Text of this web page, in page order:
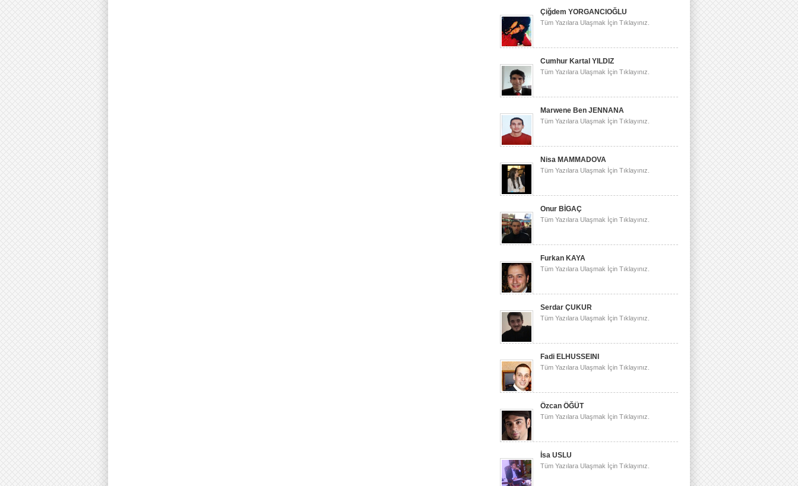
Çiğdem YORGANCIOĞLU
Tüm Yazılara Ulaşmak İçin Tıklayınız.
Cumhur Kartal YILDIZ
Tüm Yazılara Ulaşmak İçin Tıklayınız.
Marwene Ben JENNANA
Tüm Yazılara Ulaşmak İçin Tıklayınız.
Nisa MAMMADOVA
Tüm Yazılara Ulaşmak İçin Tıklayınız.
Onur BİGAÇ
Tüm Yazılara Ulaşmak İçin Tıklayınız.
Furkan KAYA
Tüm Yazılara Ulaşmak İçin Tıklayınız.
Serdar ÇUKUR
Tüm Yazılara Ulaşmak İçin Tıklayınız.
Fadi ELHUSSEINI
Tüm Yazılara Ulaşmak İçin Tıklayınız.
Özcan ÖĞÜT
Tüm Yazılara Ulaşmak İçin Tıklayınız.
İsa USLU
Tüm Yazılara Ulaşmak İçin Tıklayınız.